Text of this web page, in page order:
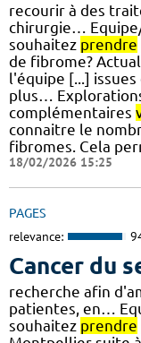
recourir à des
chirurgie…
souhaitez prendre
de fibrome?
l'équipe [...]
plus…
complémentaires
connaitre le
fibromes. Cela
18/02/2026 15:25
PAGES
relevance:
Cancer du
recherche afin
patientes, en…
souhaitez prendre